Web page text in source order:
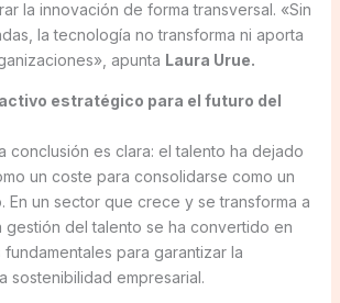
la innovación de forma transversal. «Sin
la tecnología no transforma ni aporta
apunta Laura Urue.
estratégico para el futuro del
conclusión es clara: el talento ha dejado
un coste para consolidarse como un
En un sector que crece y se transforma a
gestión del talento se ha convertido en
para garantizar la
sostenibilidad empresarial.